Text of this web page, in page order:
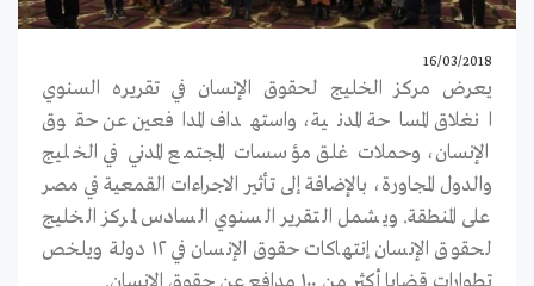
16/03/2018
يعرض مركز الخليج لحقوق الإنسان في تقريره السنوي
انغلاق المساحة المدنية، واستهداف المدافعين عن حقوق
الإنسان، وحملات غلق مؤسسات المجتمع المدني في الخليج
والدول المجاورة، بالإضافة إلى تأثير الاجراءات القمعية في مصر
على المنطقة. ويشمل التقرير السنوي السادس لمركز الخليج
لحقوق الإنسان إنتهاكات حقوق الإنسان في ١٢ دولة ويلخص